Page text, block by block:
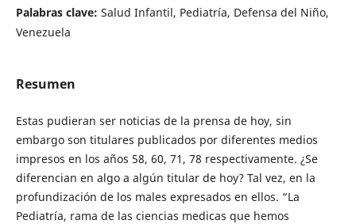
Palabras clave: Salud Infantil, Pediatría, Defensa del Niño,
Venezuela
Resumen
Estas pudieran ser noticias de la prensa de hoy, sin
embargo son titulares publicados por diferentes medios
impresos en los años 58, 60, 71, 78 respectivamente. ¿Se
diferencian en algo a algún titular de hoy? Tal vez, en la
profundización de los males expresados en ellos. “La
Pediatría, rama de las ciencias medicas que hemos